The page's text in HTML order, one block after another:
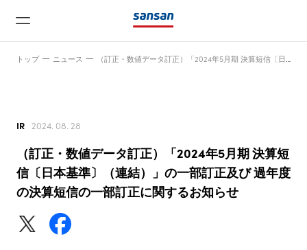
ニュース
サービス
トップ ニュース
IR 2024. 08. 28
（訂正・数値データ訂正）「2024年5月期 決算短
信〔日本基準〕（連結）」の一部訂正及び 過年度
の決算短信の一部訂正に関するお知らせ